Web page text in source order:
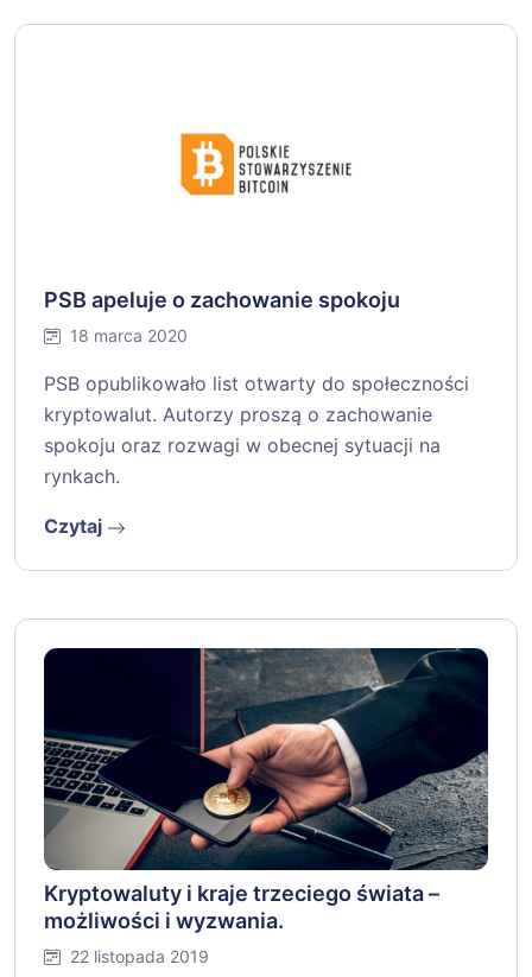
PSB apeluje o zachowanie spokoju
18 marca 2020
PSB opublikowało list otwarty do społeczności
kryptowalut. Autorzy proszą o zachowanie
spokoju oraz rozwagi w obecnej sytuacji na
rynkach.
Czytaj
Kryptowaluty i kraje trzeciego świata –
możliwości i wyzwania.
22 listopada 2019